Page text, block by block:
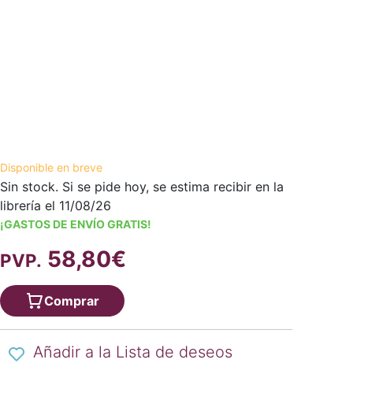
Disponible en breve
Sin stock. Si se pide hoy, se estima recibir en la
librería el 11/08/26
¡GASTOS DE ENVÍO GRATIS!
PVP. 58,80€
Comprar
Añadir a la Lista de deseos